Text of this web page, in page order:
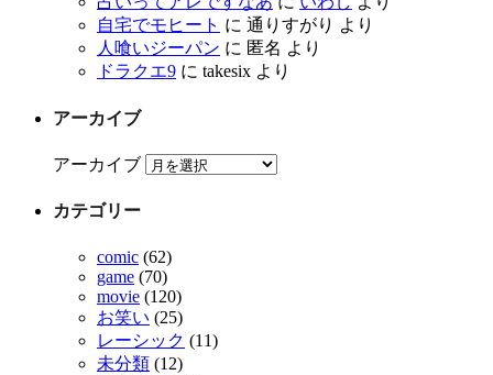
自宅でモヒート に 通りすがり より
人喰いジーパン に 匿名 より
ドラクエ9 に takesix より
アーカイブ
アーカイブ
カテゴリー
comic (62)
game (70)
movie (120)
お笑い (25)
レーシック (11)
未分類 (12)